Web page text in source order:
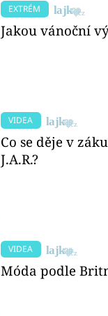
EXTRÉM
Jakou vánoční
VIDEA
Co se děje v
J.A.R.?
VIDEA
Móda podle